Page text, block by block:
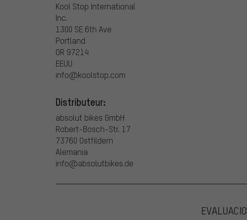
Kool Stop International
Inc.
1300 SE 6th Ave
Portland
OR 97214
EEUU
info@koolstop.com
Distributeur:
absolut bikes GmbH
Robert-Bosch-Str. 17
73760 Ostfildern
Alemania
info@absolutbikes.de